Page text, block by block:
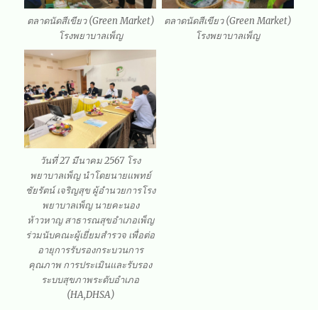
ตลาดนัดสีเขียว (Green Market)
โรงพยาบาลเพ็ญ
ตลาดนัดสีเขียว (Green Market)
โรงพยาบาลเพ็ญ
วันที่ 27 มีนาคม 2567 โรง
พยาบาลเพ็ญ นำโดยนายแพทย์
ชัยรัตน์ เจริญสุข ผู้อำนวยการโรง
พยาบาลเพ็ญ นายคะนอง
ห้าวหาญ สาธารณสุขอำเภอเพ็ญ
ร่วมนับคณะผู้เยี่ยมสำรวจ เพื่อต่อ
อายุการรับรองกระบวนการ
คุณภาพ การประเมินและรับรอง
ระบบสุขภาพระดับอำเภอ
(HA,DHSA)